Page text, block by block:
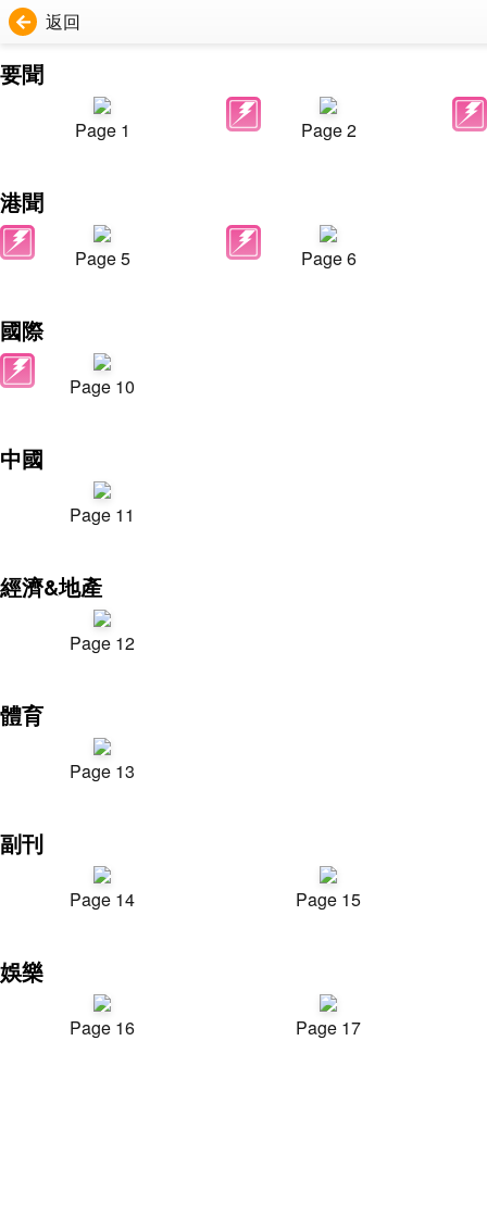
返回
要聞
Page 1 Page 2
港聞
Page 5 Page 6
國際
Page 10
中國
Page 11
經濟&地產
Page 12
體育
Page 13
副刊
Page 14 Page 15
娛樂
Page 16 Page 17